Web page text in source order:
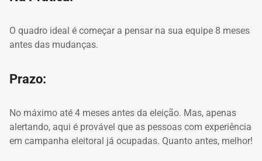
O quadro ideal é começar a pensar na sua equipe 8 meses
antes das mudanças.
Prazo:
No máximo até 4 meses antes da eleição. Mas, apenas
alertando, aqui é provável que as pessoas com experiência
em campanha eleitoral já ocupadas. Quanto antes, melhor!